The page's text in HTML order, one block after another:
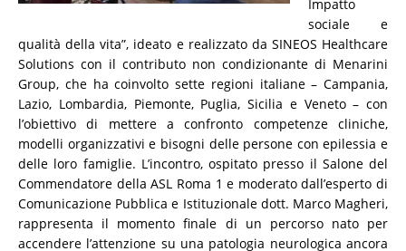
Impatto
sociale e
qualità della vita”, ideato e realizzato da SINEOS Healthcare
Solutions con il contributo non condizionante di Menarini
Group, che ha coinvolto sette regioni italiane – Campania,
Lazio, Lombardia, Piemonte, Puglia, Sicilia e Veneto – con
l’obiettivo di mettere a confronto competenze cliniche,
modelli organizzativi e bisogni delle persone con epilessia e
delle loro famiglie. L’incontro, ospitato presso il Salone del
Commendatore della ASL Roma 1 e moderato dall’esperto di
Comunicazione Pubblica e Istituzionale dott. Marco Magheri,
rappresenta il momento finale di un percorso nato per
accendere l’attenzione su una patologia neurologica ancora